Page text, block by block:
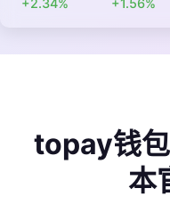
topay钱
本